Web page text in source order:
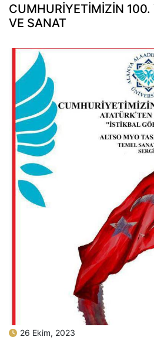
CUMHURİYETİMİZİN 100.
VE SANAT
26 Ekim, 2023